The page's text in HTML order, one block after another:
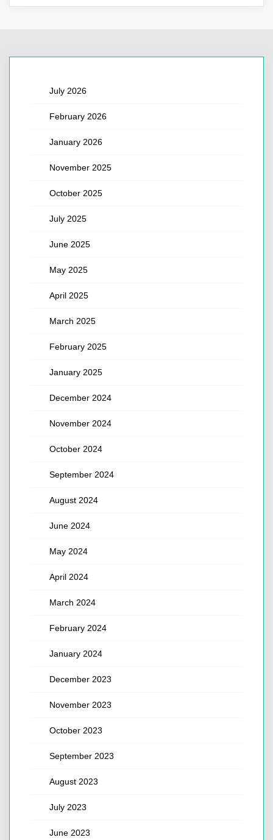
July 2026
February 2026
January 2026
November 2025
October 2025
July 2025
June 2025
May 2025
April 2025
March 2025
February 2025
January 2025
December 2024
November 2024
October 2024
September 2024
August 2024
June 2024
May 2024
April 2024
March 2024
February 2024
January 2024
December 2023
November 2023
October 2023
September 2023
August 2023
July 2023
June 2023